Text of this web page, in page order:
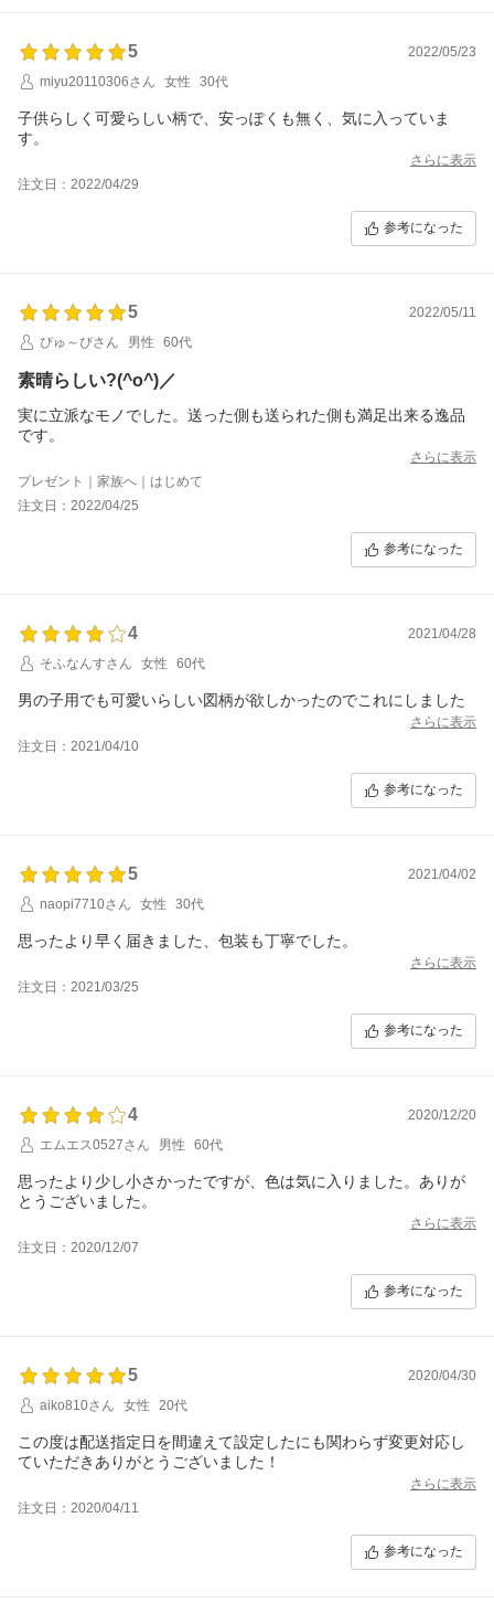
5
2022/05/23
miyu20110306さん
女性 30代
子供らしく可愛らしい柄で、安っぽくも無く、気に入っていま
す。
さらに表示
注文日：2022/04/29
参考になった
5
2022/05/11
ぴゅ～ぴさん
男性 60代
素晴らしい?(^o^)／
実に立派なモノでした。送った側も送られた側も満足出来る逸品
です。
さらに表示
プレゼント｜家族へ｜はじめて
注文日：2022/04/25
参考になった
4
2021/04/28
そふなんすさん
女性 60代
男の子用でも可愛いらしい図柄が欲しかったのでこれにしました
さらに表示
注文日：2021/04/10
参考になった
5
2021/04/02
naopi7710さん
女性 30代
思ったより早く届きました、包装も丁寧でした。
さらに表示
注文日：2021/03/25
参考になった
4
2020/12/20
エムエス0527さん
男性 60代
思ったより少し小さかったですが、色は気に入りました。ありが
とうございました。
さらに表示
注文日：2020/12/07
参考になった
5
2020/04/30
aiko810さん
女性 20代
この度は配送指定日を間違えて設定したにも関わらず変更対応し
ていただきありがとうございました！
さらに表示
注文日：2020/04/11
参考になった